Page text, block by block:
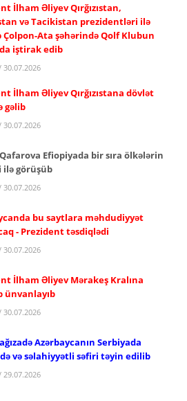
İlham Əliyev Qırğızıstan,
və Tacikistan prezidentləri ilə
Ata şəhərində Qolf Klubun
iştirak edib
30.07.2026
İlham Əliyev Qırğızıstana dövlət
gəlib
30.07.2026
Efiopiyada bir sıra ölkələrin
ilə görüşüb
30.07.2026
bu saytlara məhdudiyyət
- Prezident təsdiqlədi
30.07.2026
İlham Əliyev Mərakeş Kralına
ünvanlayıb
30.07.2026
Azərbaycanın Serbiyada
və səlahiyyətli səfiri təyin edilib
29.07.2026